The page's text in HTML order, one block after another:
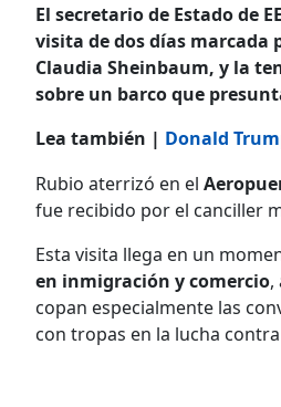
El secretario de Estado de
visita de dos días marcada
Claudia Sheinbaum, y la
sobre un barco que
Lea también | Donald
Rubio aterrizó en el
fue recibido por el canciller
Esta visita llega en un
en inmigración y comercio,
copan especialmente las
con tropas en la lucha